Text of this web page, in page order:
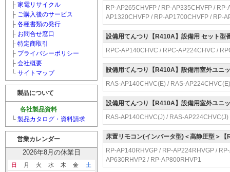
├ 家電リサイクル
├ ご購入後のサービス
├ 各種書類の発行
├ お問合せ窓口
├ 特定商取引
├ プライバシーポリシー
├ 会社概要
└ サイトマップ
製品について
各社製品資料
└ 製品カタログ・資料請求
営業カレンダー
2026年8月の休業日
日 月 火 水 木 金
土
RP-AP265CHVFP / RP-AP335CHVFP /
AP1320CHVFP / RP-AP1700CHVFP / RP-
設備用てんつり【R410A】設備用 セット型
RPC-AP140CHVC / RPC-AP224CHVC /
設備用てんつり【R410A】設備用室外ユニ
RAS-AP140CHVC(E) / RAS-
設備用てんつり【R410A】設備用室外ユニ
RAS-AP140CHVC(J) / RAS-
床置リモコン(インバータ型)＜高静圧型＞
RP-AP140RHVGP / RP-AP224RHVGP /
AP630RHVP2 / RP-AP800RHVP1